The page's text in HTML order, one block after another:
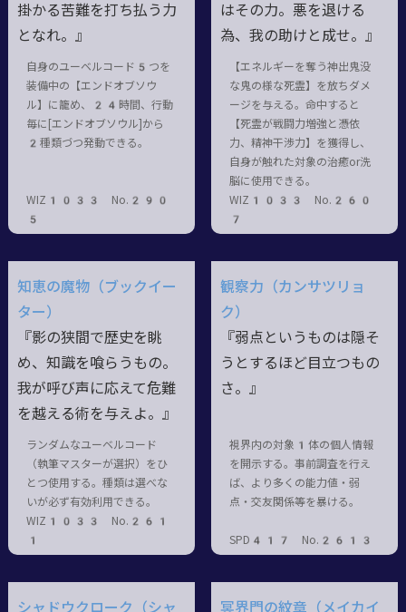
掛かる苦難を打ち払う力
となれ。』
自身のユーベルコード5つを
装備中の【エンドオブソウ
ル】に籠め、24時間、行動
毎に[エンドオブソウル]から
2種類づつ発動できる。
WIZ1033 No.290
5
はその力。悪を退ける
為、我の助けと成せ。』
【エネルギーを奪う神出鬼没
な鬼の様な死霊】を放ちダメ
ージを与える。命中すると
【死霊が戦闘力増強と憑依
力、精神干渉力】を獲得し、
自身が触れた対象の治癒or洗
脳に使用できる。
WIZ1033 No.260
7
知恵の魔物（ブックイー
ター）
『影の狭間で歴史を眺
め、知識を喰らうもの。
我が呼び声に応えて危難
を越える術を与えよ。』
ランダムなユーベルコード
（執筆マスターが選択）をひ
とつ使用する。種類は選べな
いが必ず有効利用できる。
WIZ1033 No.261
1
観察力（カンサツリョ
ク）
『弱点というものは隠そ
うとするほど目立つもの
さ。』
視界内の対象1体の個人情報
を開示する。事前調査を行え
ば、より多くの能力値・弱
点・交友関係等を暴ける。
SPD417 No.2613
シャドウクローク（シャ 冥界門の紋章（メイカイ